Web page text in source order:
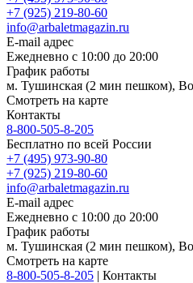
+7 (925) 219-80-60
info@arbaletmagazin.ru
E-mail адрес
Ежедневно с 10:00 до 20:00
График работы
м. Тушинская (2 мин пешком),
Смотреть на карте
Контакты
8-800-505-8-205
Бесплатно по всей России
+7 (495) 973-90-80
+7 (925) 219-80-60
info@arbaletmagazin.ru
E-mail адрес
Ежедневно с 10:00 до 20:00
График работы
м. Тушинская (2 мин пешком),
Смотреть на карте
8-800-505-8-205 | Контакты